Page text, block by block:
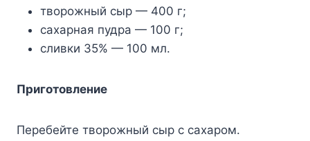
творожный сыр — 400 г;
сахарная пудра — 100 г;
сливки 35% — 100 мл.
Приготовление
Перебейте творожный сыр с сахаром.